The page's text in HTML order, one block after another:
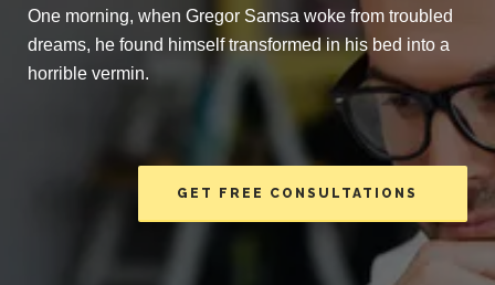
One morning, when Gregor Samsa woke from troubled
dreams, he found himself transformed in his bed into a
horrible vermin.
GET FREE CONSULTATIONS